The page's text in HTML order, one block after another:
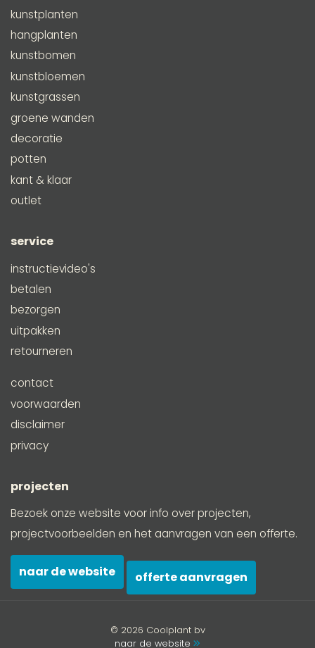
kunstplanten
hangplanten
kunstbomen
kunstbloemen
kunstgrassen
groene wanden
decoratie
potten
kant & klaar
outlet
service
instructievideo's
betalen
bezorgen
uitpakken
retourneren
contact
voorwaarden
disclaimer
privacy
projecten
Bezoek onze website voor info over projecten,
projectvoorbeelden en het aanvragen van een offerte.
naar de website offerte aanvragen
© 2026 Coolplant bv
naar de website